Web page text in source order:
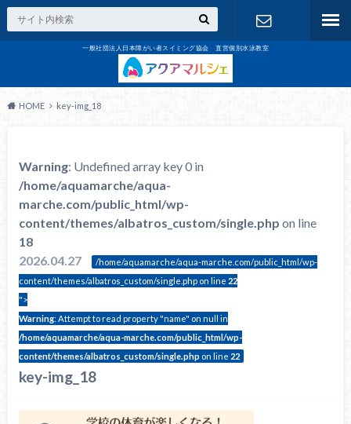
一般社団法人日本障がい者スイミング協会 直営個別水泳教室
HOME key-img_18
Warning: Undefined array key 0 in
/home/aquamarche/aqua-
marche.com/public_html/wp-
content/themes/albatros_custom/single.php on line
18
2026.04.27
/home/aquamarche/aqua-marche.com/public_html/wp-
content/themes/albatros_custom/single.php on line 22
">
Warning: Attempt to read property "name" on null in
/home/aquamarche/aqua-marche.com/public_html/wp-
content/themes/albatros_custom/single.php on line 22
key-img_18